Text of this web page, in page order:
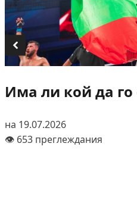
Има ли кой да го
на 19.07.2026
👁️ 653 преглеждания